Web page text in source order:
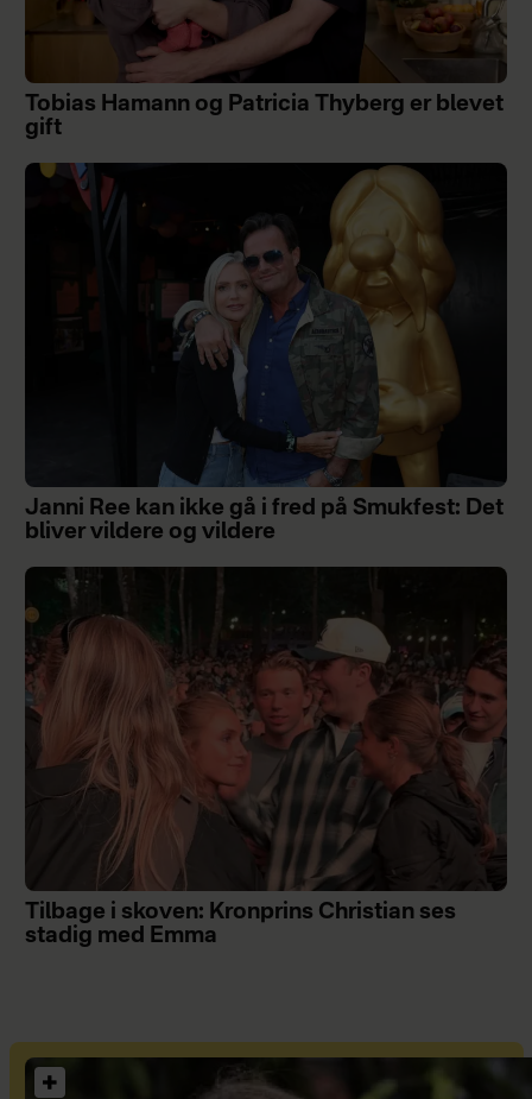
Tobias Hamann og Patricia Thyberg er blevet
gift
Janni Ree kan ikke gå i fred på Smukfest: Det
bliver vildere og vildere
Tilbage i skoven: Kronprins Christian ses
stadig med Emma